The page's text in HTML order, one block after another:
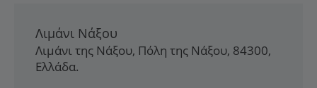
Λιμάνι Νάξου
Λιμάνι της Νάξου, Πόλη της Νάξου, 84300,
Ελλάδα.